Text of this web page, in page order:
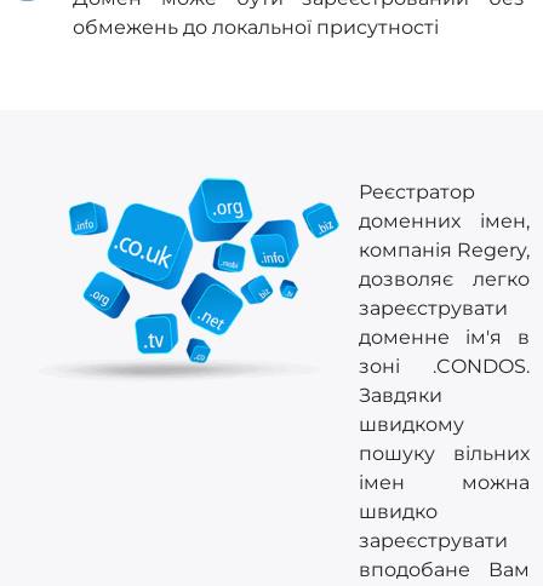
обмежень до локальної присутності
Реєстратор
доменних імен,
компанія Regery,
дозволяє легко
зареєструвати
доменне ім'я в
зоні .CONDOS.
Завдяки
швидкому
пошуку вільних
імен можна
швидко
зареєструвати
вподобане Вам